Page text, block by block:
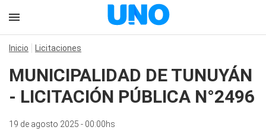
Inicio Licitaciones
MUNICIPALIDAD DE TUNUYÁN
- LICITACIÓN PÚBLICA N°2496
19 de agosto 2025 - 00:00hs